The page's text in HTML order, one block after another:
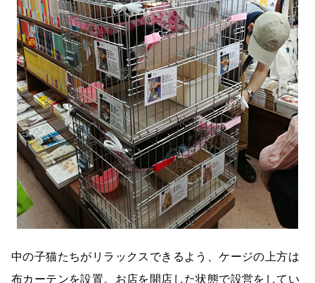
中の子猫たちがリラックスできるよう、ケージの上方は
布カーテンを設置。お店を開店した状態で設営をしてい